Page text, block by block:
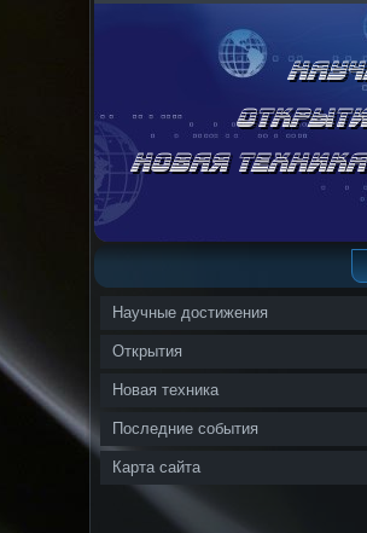
Научные достижения
Открытия
Новая техника
Последние события
Карта сайта